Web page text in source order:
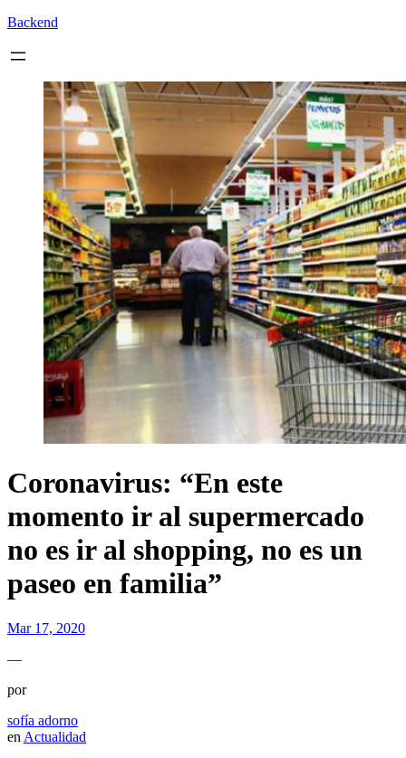
Backend
Coronavirus: “En este
momento ir al supermercado
no es ir al shopping, no es un
paseo en familia”
Mar 17, 2020
—
por
sofía adorno
en Actualidad